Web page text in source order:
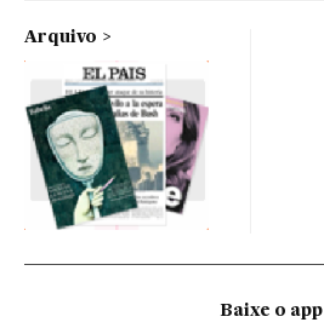
Arquivo
Baixe o app